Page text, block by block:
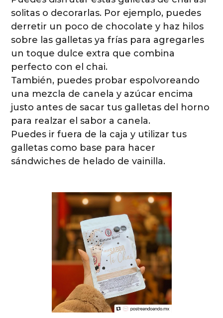
solitas o decorarlas. Por ejemplo, puedes
derretir un poco de chocolate y haz hilos
sobre las galletas ya frías para agregarles
un toque dulce extra que combina
perfecto con el chai.
También, puedes probar espolvoreando
una mezcla de canela y azúcar encima
justo antes de sacar tus galletas del horno
para realzar el sabor a canela.
Puedes ir fuera de la caja y utilizar tus
galletas como base para hacer
sándwiches de helado de vainilla.